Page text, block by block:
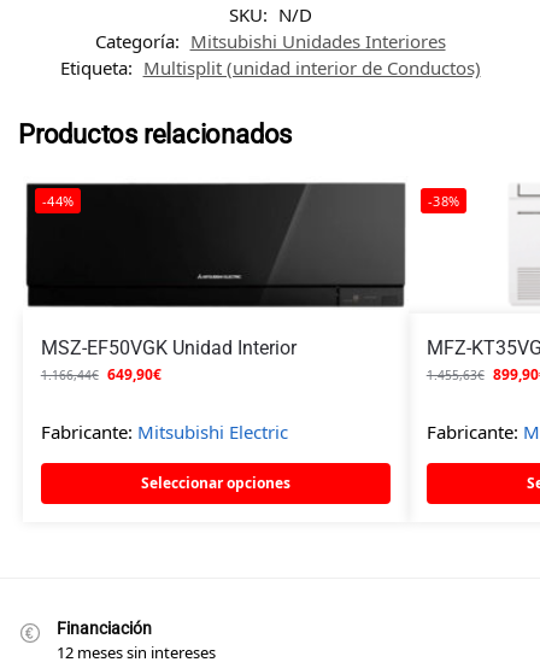
SKU: N/D
Categoría: Mitsubishi Unidades Interiores
Etiqueta: Multisplit (unidad interior de Conductos)
Productos relacionados
-44%
MSZ-EF50VGK Unidad Interior
1.166,44€ 649,90€
Fabricante: Mitsubishi Electric
Seleccionar opciones
-38%
MFZ-
1.455,63€ 899,90
Fabricante:
Financiación
12 meses sin intereses